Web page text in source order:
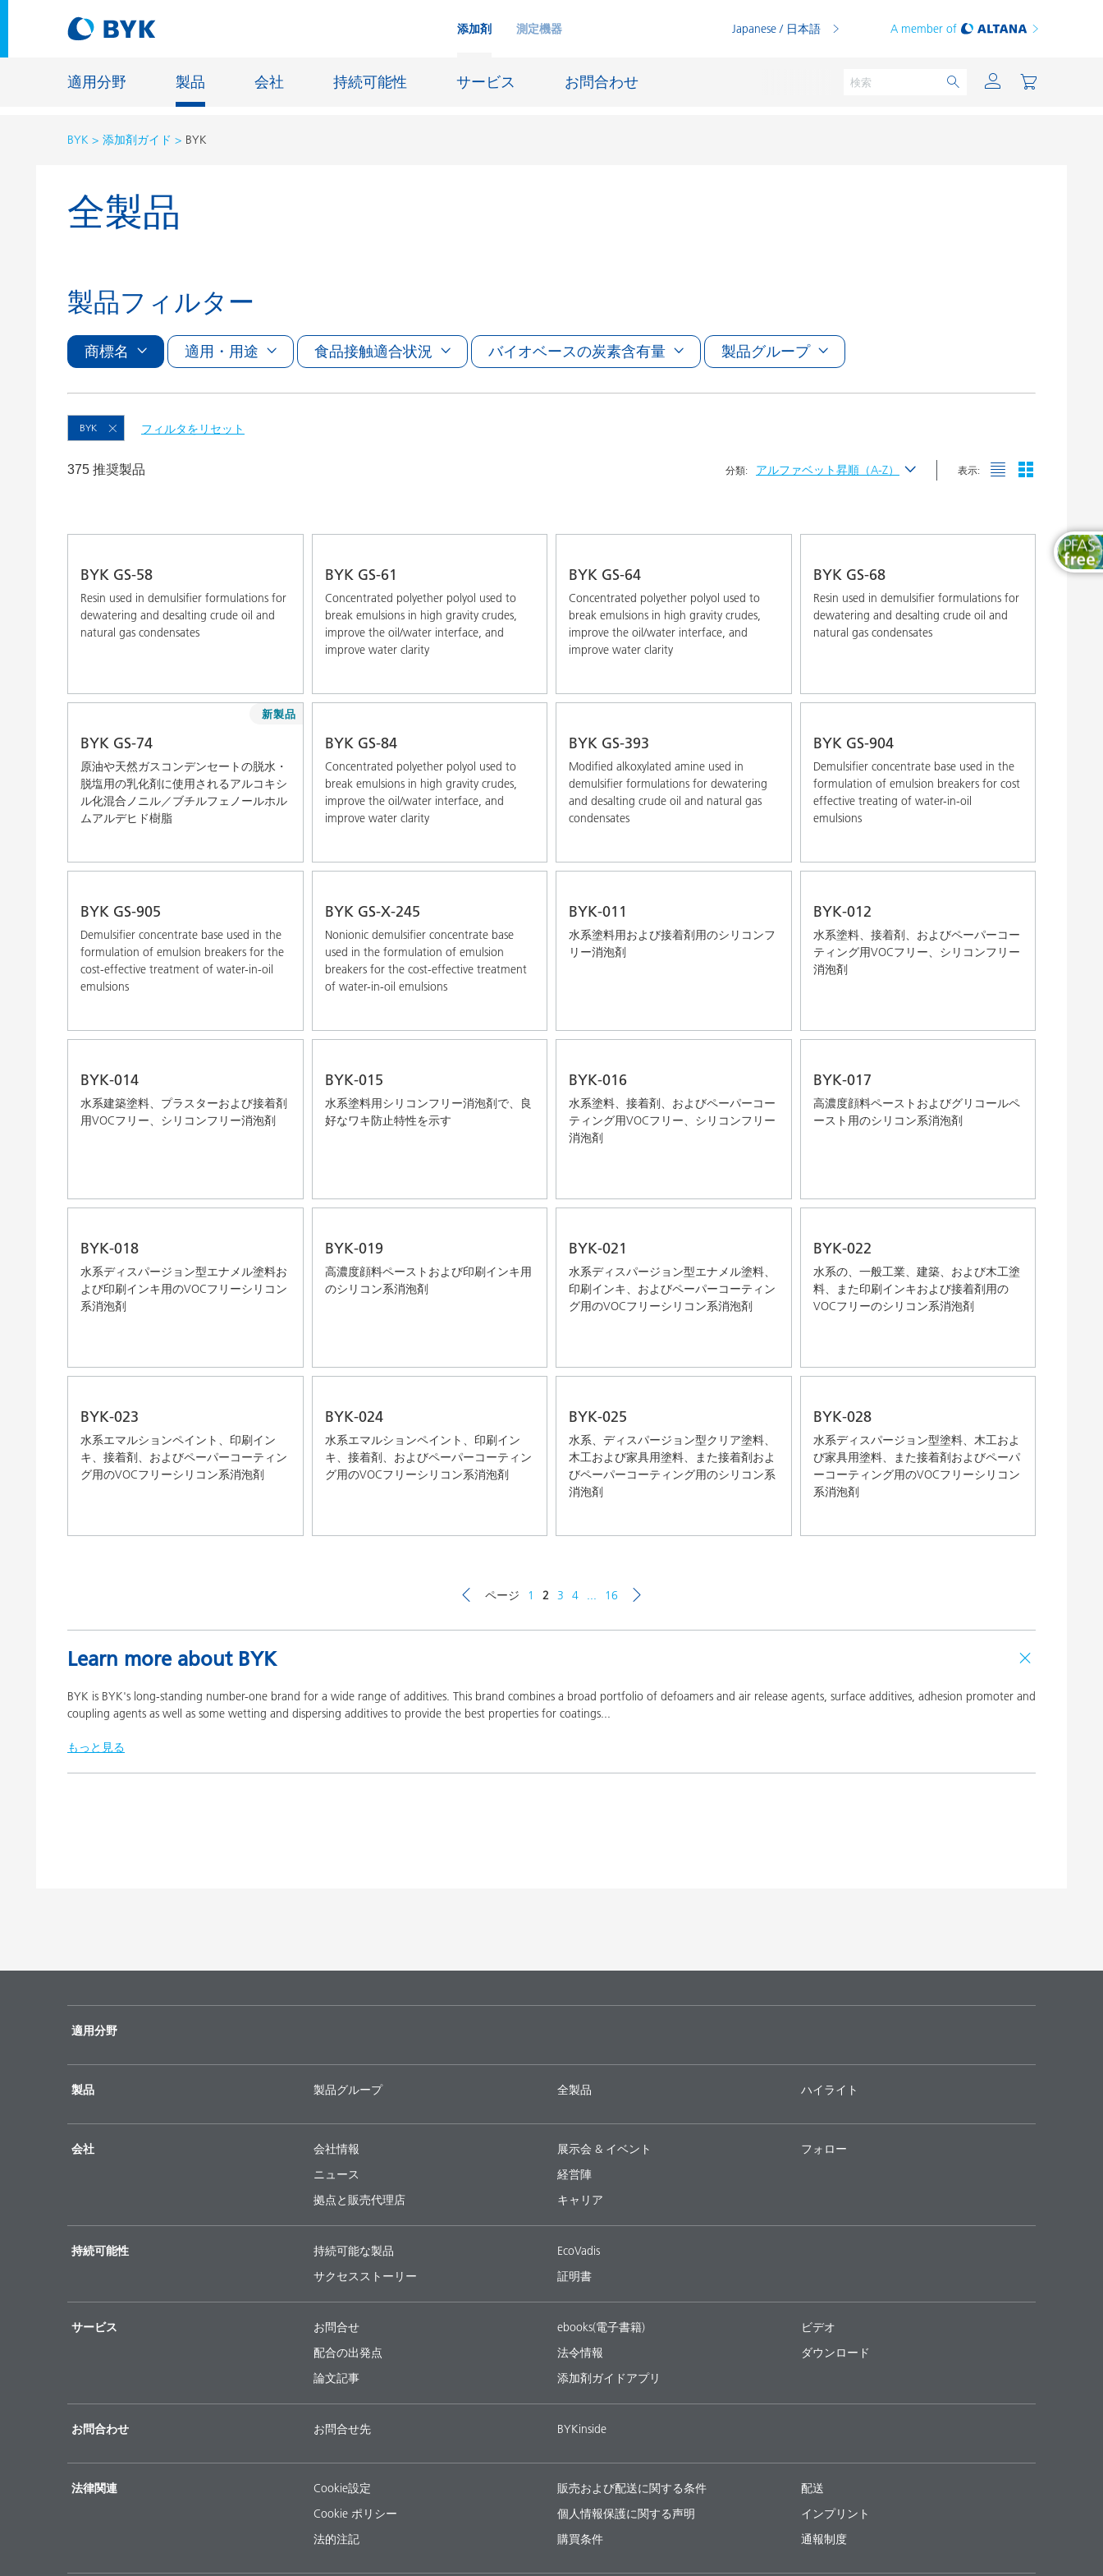
添加剤 測定機器 Japanese / 日本語 A member of
適用分野 製品 会社 持続可能性 サービス お問合わせ
適用分野別の推奨製品
適用分野別の推奨製品
自動車・車両用塗料
缶コーティング
一般工業用塗料
紙コーティング
熱硬化性プラスチック
BYK 添加剤ガイド BYK
全製品
製品フィルター
適用・用途
商標名 食品接触適合状況 バイオベースの炭素含有量 製品グループ
フィルタをリセット
BYK
375 推奨製品 分類: アルファベット昇順（A-Z） 表示:
BYK GS-58
Resin used in demulsifier formulations for
dewatering and desalting crude oil and
natural gas condensates
BYK GS-61
Concentrated polyether polyol used to
break emulsions in high gravity crudes,
improve the oil/water interface, and
improve water clarity
BYK GS-64
Concentrated polyether polyol used to
break emulsions in high gravity crudes,
improve the oil/water interface, and
improve water clarity
BYK GS-68
Resin used in demulsifier formulations for
dewatering and desalting crude oil and
natural gas condensates
BYK GS-74
原油や天然ガスコンデンセートの脱水・
脱塩用の乳化剤に使用されるアルコキシ
ル化混合ノニル／ブチルフェノールホル
ムアルデヒド樹脂
新製品
BYK GS-84
Concentrated polyether polyol used to
break emulsions in high gravity crudes,
improve the oil/water interface, and
improve water clarity
BYK GS-393
Modified alkoxylated amine used in
demulsifier formulations for dewatering
and desalting crude oil and natural gas
condensates
BYK GS-904
Demulsifier concentrate base used in the
formulation of emulsion breakers for cost
effective treating of water-in-oil
emulsions
BYK GS-905
Demulsifier concentrate base used in the
formulation of emulsion breakers for the
cost-effective treatment of water-in-oil
emulsions
BYK GS-X-245
Nonionic demulsifier concentrate base
used in the formulation of emulsion
breakers for the cost-effective treatment
of water-in-oil emulsions
BYK-011
水系塗料用および接着剤用のシリコンフ
リー消泡剤
BYK-012
水系塗料、接着剤、およびペーパーコー
ティング用VOCフリー、シリコンフリー
消泡剤
BYK-014
水系建築塗料、プラスターおよび接着剤
用VOCフリー、シリコンフリー消泡剤
BYK-015
水系塗料用シリコンフリー消泡剤で、良
好なワキ防止特性を示す
BYK-016
水系塗料、接着剤、およびペーパーコー
ティング用VOCフリー、シリコンフリー
消泡剤
BYK-017
高濃度顔料ペーストおよびグリコールペ
ースト用のシリコン系消泡剤
BYK-018
水系ディスパージョン型エナメル塗料お
よび印刷インキ用のVOCフリーシリコン
系消泡剤
BYK-019
高濃度顔料ペーストおよび印刷インキ用
のシリコン系消泡剤
BYK-021
水系ディスパージョン型エナメル塗料、
印刷インキ、およびペーパーコーティン
グ用のVOCフリーシリコン系消泡剤
BYK-022
水系の、一般工業、建築、および木工塗
料、また印刷インキおよび接着剤用の
VOCフリーのシリコン系消泡剤
BYK-023
水系エマルションペイント、印刷イン
キ、接着剤、およびペーパーコーティン
グ用のVOCフリーシリコン系消泡剤
BYK-024
水系エマルションペイント、印刷イン
キ、接着剤、およびペーパーコーティン
グ用のVOCフリーシリコン系消泡剤
BYK-025
水系、ディスパージョン型クリア塗料、
木工および家具用塗料、また接着剤およ
びペーパーコーティング用のシリコン系
消泡剤
BYK-028
水系ディスパージョン型塗料、木工およ
び家具用塗料、また接着剤およびペーパ
ーコーティング用のVOCフリーシリコン
系消泡剤
ページ 1 2 3 4 ... 16
Learn more about BYK
BYK is BYK's long-standing number-one brand for a wide range of additives. This brand combines a broad portfolio of defoamers and air release agents, surface additives, adhesion promoter and
coupling agents as well as some wetting and dispersing additives to provide the best properties for coatings...
もっと見る
適用分野
製品 製品グループ 全製品 ハイライト
会社
会社情報
ニュース
拠点と販売代理店
展示会 & イベント
経営陣
キャリア
フォロー
持続可能性
持続可能な製品
サクセスストーリー
EcoVadis
証明書
サービス
お問合せ
配合の出発点
論文記事
ebooks(電子書籍)
法令情報
添加剤ガイドアプリ
ビデオ
ダウンロード
お問合わせ お問合せ先 BYKinside
法律関連
Cookie設定
Cookie ポリシー
法的注記
販売および配送に関する条件
個人情報保護に関する声明
購買条件
配送
インプリント
通報制度